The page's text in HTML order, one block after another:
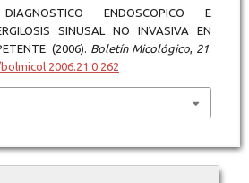
ENDOSCOPICO E
SINUSAL NO INVASIVA EN
(2006). Boletín Micológico, 21.